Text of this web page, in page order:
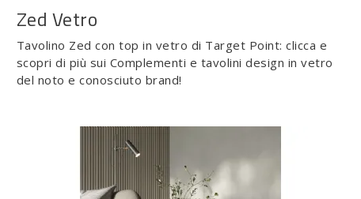
Zed Vetro
Tavolino Zed con top in vetro di Target Point: clicca e
scopri di più sui Complementi e tavolini design in vetro
del noto e conosciuto brand!